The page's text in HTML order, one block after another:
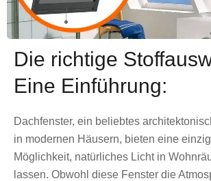
Die richtige
Eine Einführung:
Dachfenster, ein beliebtes
in modernen Häusern, bieten eine
Möglichkeit, natürliches Licht in
lassen. Obwohl diese Fenster die